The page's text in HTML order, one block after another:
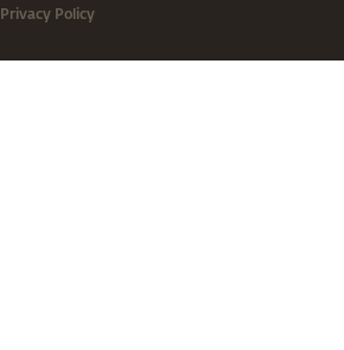
Privacy Policy